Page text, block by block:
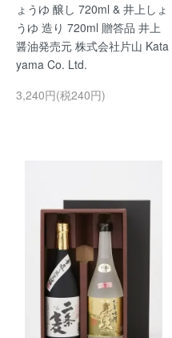
ょうゆ 醸し 720ml & 井上しょ
うゆ 造り 720ml 贈答品 井上
醤油発売元 株式会社片山 Kata
yama Co. Ltd.
3,240円(税240円)